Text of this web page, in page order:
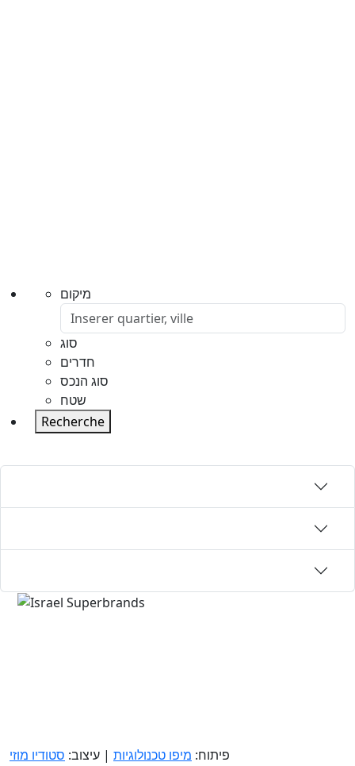
מיקום
סוג
חדרים
סוג הנכס
שטח
Recherche
פיתוח: מיפו טכנולוגיות | עיצוב: סטודיו מוזי